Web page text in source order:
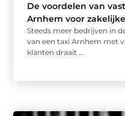
De voordelen van
Arnhem voor
Steeds meer bedrijven in
van een taxi Arnhem met
klanten draait ...